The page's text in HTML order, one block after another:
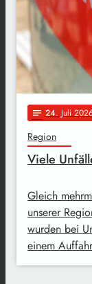
notes 24. Juli
Region
Viele
Gleich
unserer
wurden bei
einem